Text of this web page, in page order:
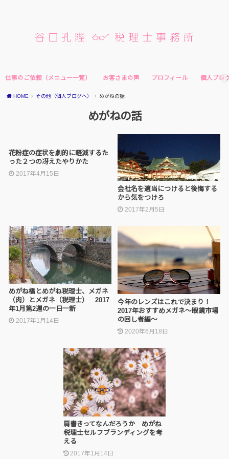
仕事のご依頼（メニュー一覧） お客さまの声 プロフィール 個人ブロ
HOME その他（個人ブログへ） めがねの話
めがねの話
花粉症の症状を劇的に軽減するた
った２つの冴えたやりかた
2017年4月15日
会社名を適当につけると後悔する
から気をつけろ
2017年2月5日
めがね橋とめがね税理士、メガネ
（肉）とメガネ（税理士） 2017
年1月第2週の一日一新
2017年1月14日
今年のレンズはこれで決まり！
2017年おすすめメガネ～眼鏡市場
の回し者編～
2020年6月18日
肩書きってなんだろうか めがね
税理士セルフブランディングを考
える
2017年1月14日